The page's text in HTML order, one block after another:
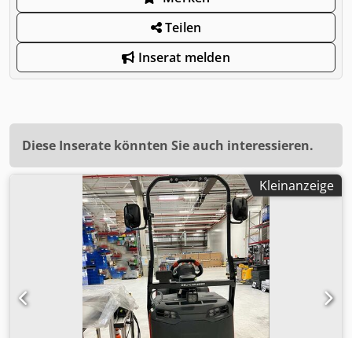
Teilen
Inserat melden
Diese Inserate könnten Sie auch interessieren.
Kleinanzeige